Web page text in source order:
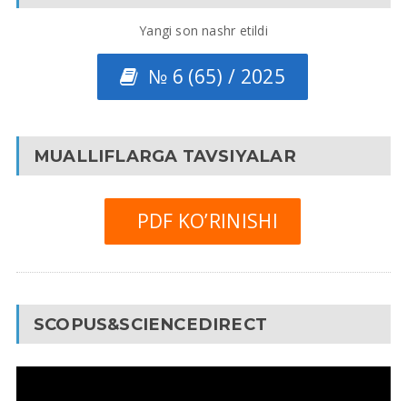
Yangi son nashr etildi
№ 6 (65) / 2025
MUALLIFLARGA TAVSIYALAR
PDF KO’RINISHI
SCOPUS&SCIENCEDIRECT